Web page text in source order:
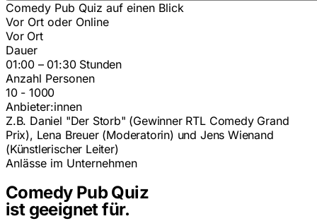
Comedy Pub Quiz auf einen Blick
Vor Ort oder Online
Vor Ort
Dauer
01:00 – 01:30 Stunden
Anzahl Personen
10 - 1000
Anbieter:innen
Z.B. Daniel "Der Storb" (Gewinner RTL Comedy Grand
Prix), Lena Breuer (Moderatorin) und Jens Wienand
(Künstlerischer Leiter)
Anlässe im Unternehmen
Comedy Pub Quiz
ist geeignet für.